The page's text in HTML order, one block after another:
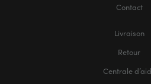
Contact
Livraison
Retour
Centrale